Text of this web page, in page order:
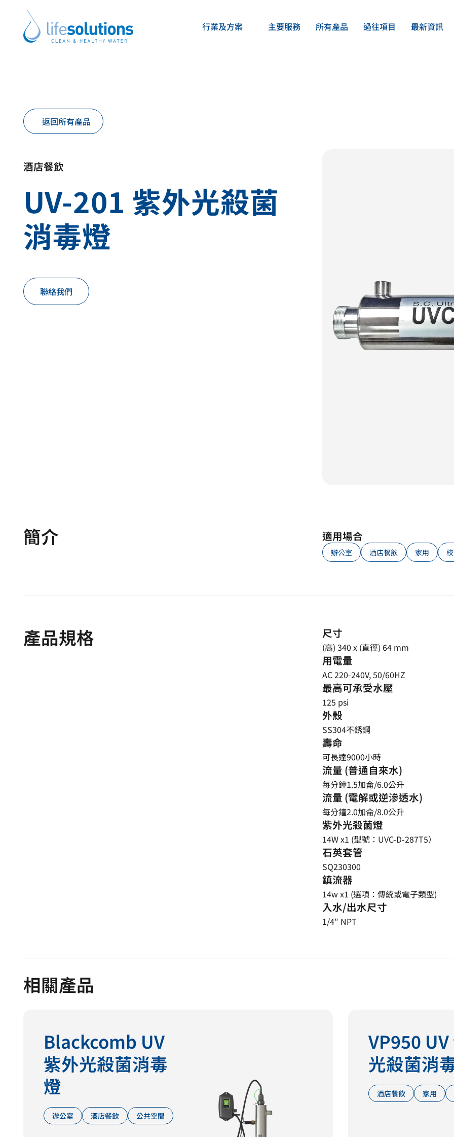
content
行業及方案
Life Solutions提供多元濾水方案與飲水機選擇，依據您的需求
與水質度身訂造。
業系統，讓健康純淨的飲用水隨手可得。
This
is
a
link
to
our
page
This
is
link
to
our
page
This
is
a
link
to
our
page
This
is
link
to
our
page
主要服務 所有產品 過往項目 最新資訊
Life Solutions為香港及澳門客戶提供專業濾水系統、飲水機及
一站式服務方案。
補水方案，提升客戶的用水體驗。
This
is
a
link
to
our
page
This
is
link
to
our
page
This
is
a
link
to
our
page
This
is
link
to
our
page
返回所有產品
酒店餐飲
UV-201 紫外光殺菌
消毒燈
聯絡我們
簡介 適用場合
辦公室 酒店餐飲 家用
產品規格 尺寸
(高) 340 x (直徑) 64 mm
用電量
AC 220-240V, 50/60HZ
最高可承受水壓
125 psi
外殼
SS304不銹鋼
壽命
可長達9000小時
流量 (普通自來水)
每分鐘1.5加侖/6.0公升
流量 (電解或逆滲透水)
每分鐘2.0加侖/8.0公升
紫外光殺菌燈
14W x1 (型號：UVC-D-287T5）
石英套管
SQ230300
鎮流器
14w x1 (選項：傳統或電子類型)
入水/出水尺寸
1/4″ NPT
相關產品
Blackcomb UV
紫外光殺菌消毒
燈
辦公室 酒店餐飲 公共空間
VP950
光殺菌消
酒店餐飲 家用